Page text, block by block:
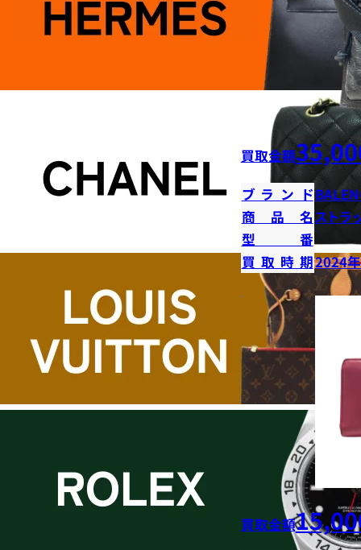
買取金額
ブランド
商品名ストラ
型番
買取時期2024
買取金額